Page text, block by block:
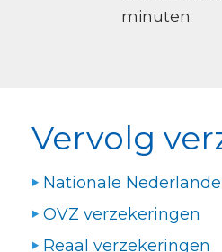
minuten
Vervolg
Nationale
OVZ verzekeringen
Reaal verzekeringen